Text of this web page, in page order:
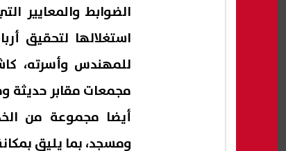
الضوابط والمعايير
استغلالها لتحقيق
للمهندس وأسرته،
مجمعات مقابر حديثة
أيضا مجموعة من
ومسجد، بما يليق